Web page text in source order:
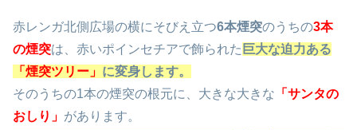
赤レンガ北側広場の横にそびえ立つ6本煙突のうちの3本
の煙突は、赤いポインセチアで飾られた 巨大な迫力ある
「 煙突ツリー」 に変身します。
そのうちの1本の煙突の根元に、大きな大きな 「サンタの
おしり」 があります。